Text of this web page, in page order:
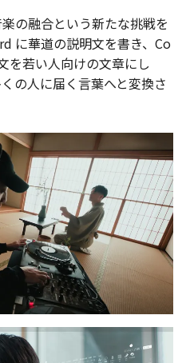
の融合という新たな挑戦を
に華道の説明文を書き、Co
若い人向けの文章にし
の人に届く言葉へと変換さ